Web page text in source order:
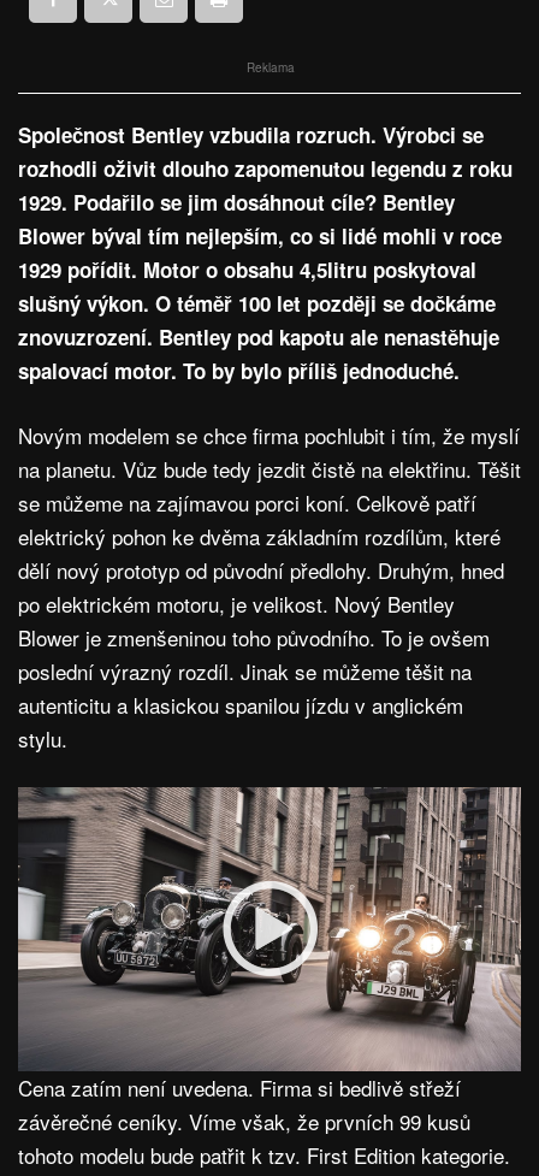
Reklama
Společnost Bentley vzbudila rozruch. Výrobci se
rozhodli oživit dlouho zapomenutou legendu z roku
1929. Podařilo se jim dosáhnout cíle? Bentley
Blower býval tím nejlepším, co si lidé mohli v roce
1929 pořídit. Motor o obsahu 4,5litru poskytoval
slušný výkon. O téměř 100 let později se dočkáme
znovuzrození. Bentley pod kapotu ale nenastěhuje
spalovací motor. To by bylo příliš jednoduché.
Novým modelem se chce firma pochlubit i tím, že myslí
na planetu. Vůz bude tedy jezdit čistě na elektřinu. Těšit
se můžeme na zajímavou porci koní. Celkově patří
elektrický pohon ke dvěma základním rozdílům, které
dělí nový prototyp od původní předlohy. Druhým, hned
po elektrickém motoru, je velikost. Nový Bentley
Blower je zmenšeninou toho původního. To je ovšem
poslední výrazný rozdíl. Jinak se můžeme těšit na
autenticitu a klasickou spanilou jízdu v anglickém
stylu.
Cena zatím není uvedena. Firma si bedlivě střeží
závěrečné ceníky. Víme však, že prvních 99 kusů
tohoto modelu bude patřit k tzv. First Edition kategorie.